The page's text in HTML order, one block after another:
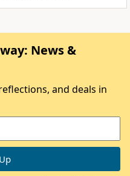
News &
and deals in